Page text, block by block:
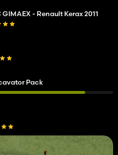
- Renault Kerax 2011
Pack